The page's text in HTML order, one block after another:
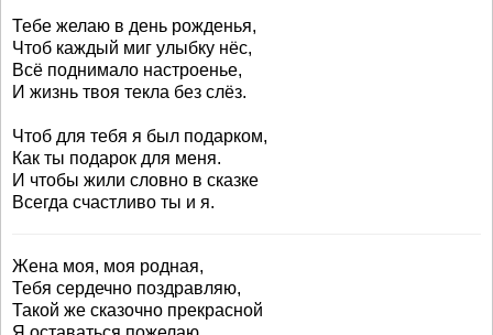
Тебе желаю в день рожденья,
Чтоб каждый миг улыбку нёс,
Всё поднимало настроенье,
И жизнь твоя текла без слёз.
Чтоб для тебя я был подарком,
Как ты подарок для меня.
И чтобы жили словно в сказке
Всегда счастливо ты и я.
Жена моя, моя родная,
Тебя сердечно поздравляю,
Такой же сказочно прекрасной